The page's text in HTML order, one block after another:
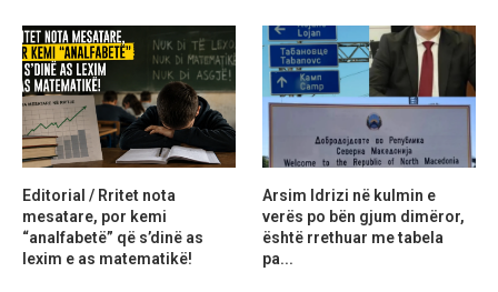
Editorial / Rritet nota
mesatare, por kemi
“analfabetë” që s’dinë as
lexim e as matematikë!
Arsim Idrizi në kulmin e
verës po bën gjum dimëror,
është rrethuar me tabela
pa...